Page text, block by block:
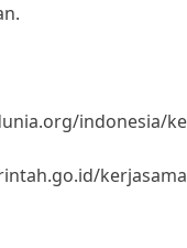
indonesia/